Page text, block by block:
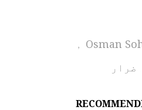
Osman
,
ضرار